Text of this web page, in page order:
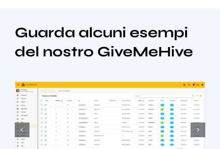
Guarda alcuni esempi
del nostro GiveMeHive